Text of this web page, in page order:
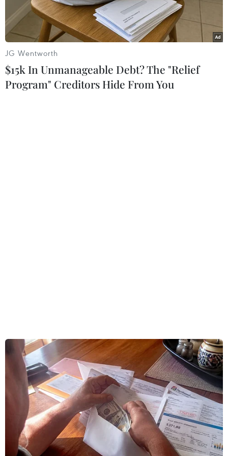
trọng tâm năm 2024 của Sở Y tế Thành phố Hồ
Chí Minh, ngày 28/3.
Báo cáo của Trung tâm Kiểm soát bệnh tật
Thành phố Hồ Chí Minh, hiện Thành phố đang ở
giai đoạn thấp nhất của mùa dịch sốt xuất huyết.
Tuy nhiên, mùa mưa sắp tới, dịch bệnh sốt xuất
huyết sẽ gia tăng.
JG Wentworth
$15k In Unmanageable Debt? The "Relief
Program" Creditors Hide From You